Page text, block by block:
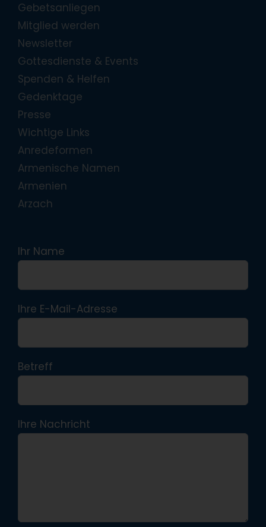
Gebetsanliegen
Mitglied werden
Newsletter
Gottesdienste & Events
Spenden & Helfen
Gedenktage
Presse
Wichtige Links
Anredeformen
Armenische Namen
Armenien
Arzach
Ihr Name
Ihre E-Mail-Adresse
Betreff
Ihre Nachricht